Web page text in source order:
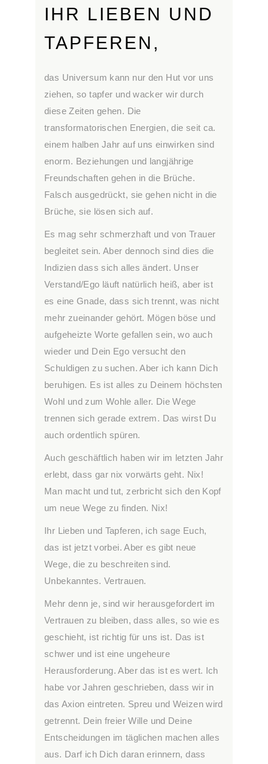
IHR LIEBEN UND
TAPFEREN,
das Universum kann nur den Hut vor uns
ziehen, so tapfer und wacker wir durch
diese Zeiten gehen. Die
transformatorischen Energien, die seit ca.
einem halben Jahr auf uns einwirken sind
enorm. Beziehungen und langjährige
Freundschaften gehen in die Brüche.
Falsch ausgedrückt, sie gehen nicht in die
Brüche, sie lösen sich auf.
Es mag sehr schmerzhaft und von Trauer
begleitet sein. Aber dennoch sind dies die
Indizien dass sich alles ändert. Unser
Verstand/Ego läuft natürlich heiß, aber ist
es eine Gnade, dass sich trennt, was nicht
mehr zueinander gehört. Mögen böse und
aufgeheizte Worte gefallen sein, wo auch
wieder und Dein Ego versucht den
Schuldigen zu suchen. Aber ich kann Dich
beruhigen. Es ist alles zu Deinem höchsten
Wohl und zum Wohle aller. Die Wege
trennen sich gerade extrem. Das wirst Du
auch ordentlich spüren.
Auch geschäftlich haben wir im letzten Jahr
erlebt, dass gar nix vorwärts geht. Nix!
Man macht und tut, zerbricht sich den Kopf
um neue Wege zu finden. Nix!
Ihr Lieben und Tapferen, ich sage Euch,
das ist jetzt vorbei. Aber es gibt neue
Wege, die zu beschreiten sind.
Unbekanntes. Vertrauen.
Mehr denn je, sind wir herausgefordert im
Vertrauen zu bleiben, dass alles, so wie es
geschieht, ist richtig für uns ist. Das ist
schwer und ist eine ungeheure
Herausforderung. Aber das ist es wert. Ich
habe vor Jahren geschrieben, dass wir in
das Axion eintreten. Spreu und Weizen wird
getrennt. Dein freier Wille und Deine
Entscheidungen im täglichen machen alles
aus. Darf ich Dich daran erinnern, dass